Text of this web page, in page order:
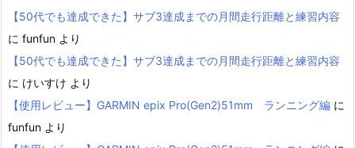
【50代でも達成できた】サブ3達成までの月間走行距離と練習内容
に funfun より
【50代でも達成できた】サブ3達成までの月間走行距離と練習内容
に けいすけ より
【使用レビュー】GARMIN epix Pro(Gen2)51mm ランニング編 に
funfun より